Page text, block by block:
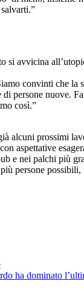
si avvicina
convinti che la
persone nuove.
così.”
alcuni prossimi
aspettative
e nei palchi più
persone
ha dominato